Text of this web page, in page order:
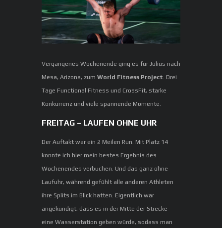
Vergangenes Wochenende ging es für Julius nach
Mesa, Arizona, zum World Fitness Project. Drei
Tage Functional Fitness und CrossFit, starke
Konkurrenz und viele spannende Momente.
FREITAG – LAUFEN OHNE UHR
Der Auftakt war ein 2 Meilen Run. Mit Platz 14
konnte ich hier mein bestes Ergebnis des
Wochenendes verbuchen. Und das ganz ohne
Laufuhr, während gefühlt alle anderen Athleten
ihre Splits im Blick hatten. Eigentlich war
angekündigt, dass es in der Mitte der Strecke
eine Wasserstation geben würde, sodass man